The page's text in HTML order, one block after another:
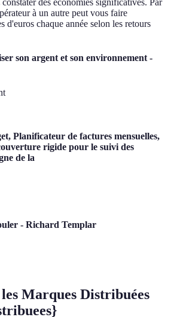
des économies significatives. Par
à un autre peut vous faire
d'euros chaque année selon les retours
son argent et son environnement -
Planificateur de factures mensuelles,
rigide pour le suivi des
de la
- Richard Templar
Marques Distribuées